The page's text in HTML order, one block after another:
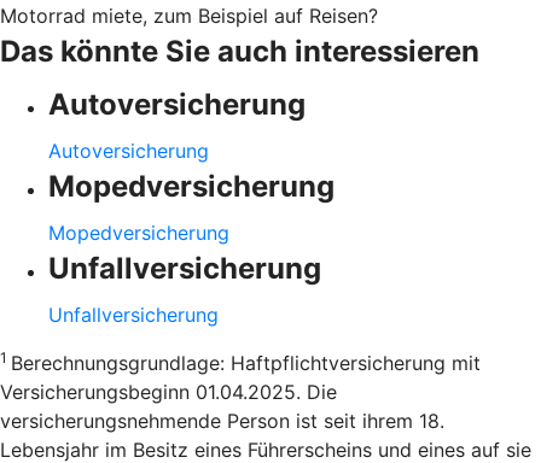
Motorrad miete, zum Beispiel auf Reisen?
Das könnte Sie auch interessieren
Autoversicherung
Autoversicherung
Mopedversicherung
Mopedversicherung
Unfallversicherung
Unfallversicherung
1 Berechnungsgrundlage: Haftpflichtversicherung mit
Versicherungsbeginn 01.04.2025. Die
versicherungsnehmende Person ist seit ihrem 18.
Lebensjahr im Besitz eines Führerscheins und eines auf sie